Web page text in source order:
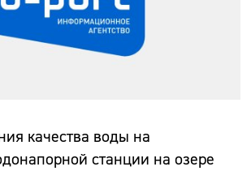
качества воды на
станции на озере